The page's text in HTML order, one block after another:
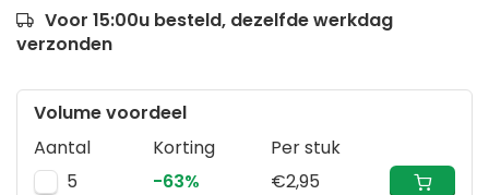
Voor 15:00u besteld, dezelfde werkdag
verzonden
Volume voordeel
Aantal
Korting
Per stuk
5
-63%
€2,95